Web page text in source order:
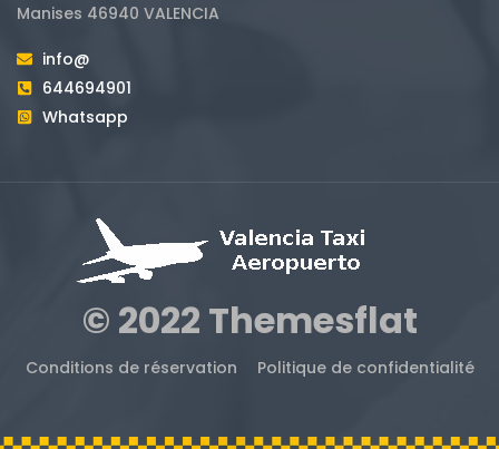
Manises 46940 VALENCIA
info@
644694901
Whatsapp
© 2022 Themesflat
Conditions de réservation Politique de confidentialité